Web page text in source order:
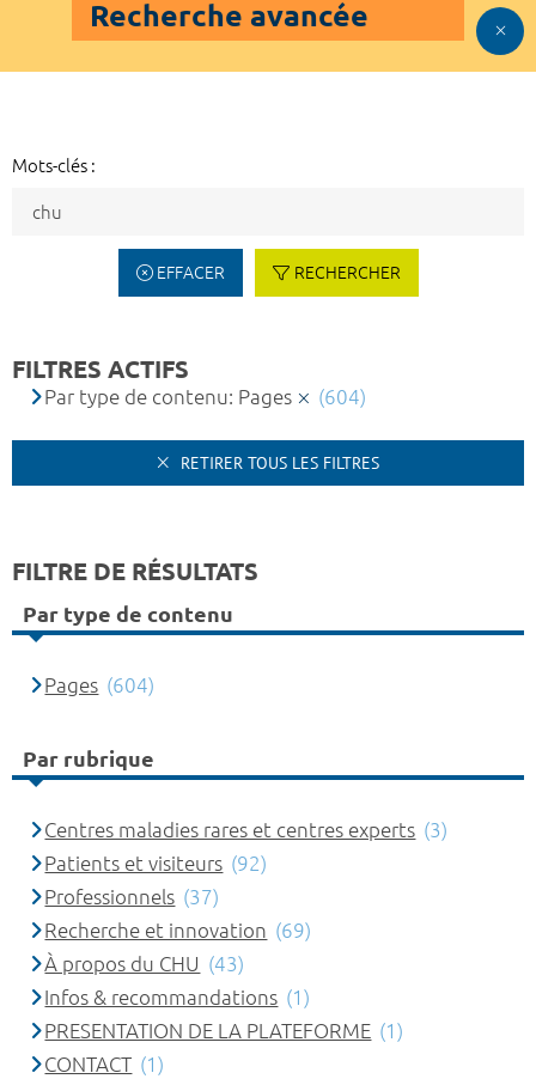
Recherche avancée
Mots-clés :
EFFACER RECHERCHER
FILTRES ACTIFS
Par type de contenu: Pages (604)
RETIRER TOUS LES FILTRES
FILTRE DE RÉSULTATS
Par type de contenu
Pages (604)
Par rubrique
Centres maladies rares et centres experts (3)
Patients et visiteurs (92)
Professionnels (37)
Recherche et innovation (69)
À propos du CHU (43)
Infos & recommandations (1)
PRESENTATION DE LA PLATEFORME (1)
CONTACT (1)